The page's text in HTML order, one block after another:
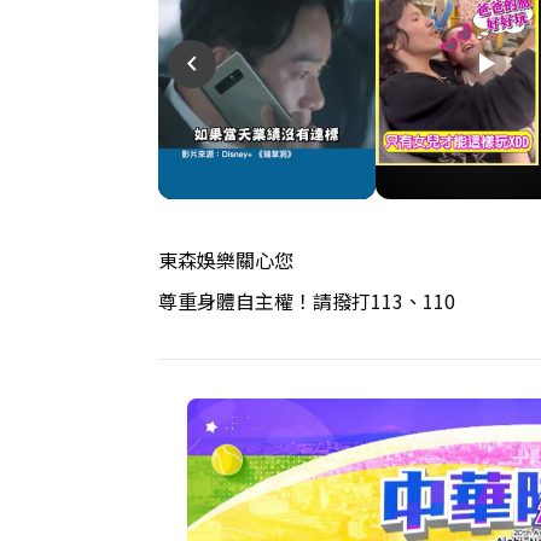
navigate_before play_arrow play_arrow
東森娛樂關心您
尊重身體自主權！請撥打113、110